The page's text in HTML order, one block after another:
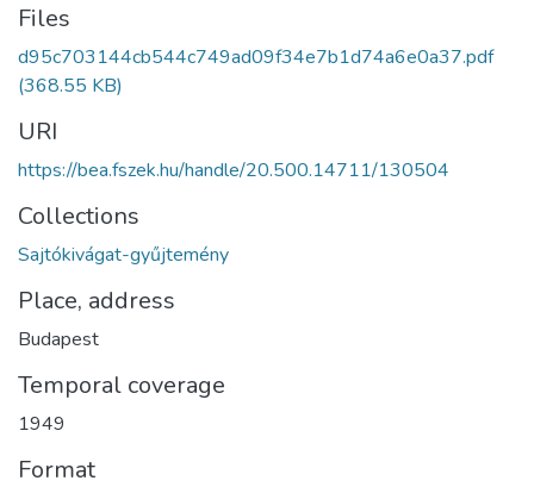
Files
d95c703144cb544c749ad09f34e7b1d74a6e0a37.pdf
(368.55 KB)
URI
https://bea.fszek.hu/handle/20.500.14711/130504
Collections
Sajtókivágat-gyűjtemény
Place, address
Budapest
Temporal coverage
1949
Format